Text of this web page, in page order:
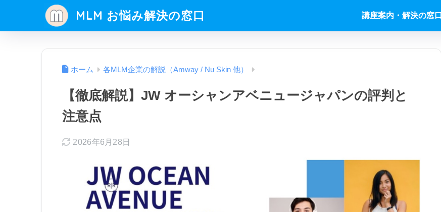
MLM お悩み解決の窓口 講座案内・解決の窓口
ホーム 各MLM企業の解説（Amway / Nu Skin 他）
【徹底解説】JW オーシャンアベニュージャパンの評判と
注意点
2026年6月28日